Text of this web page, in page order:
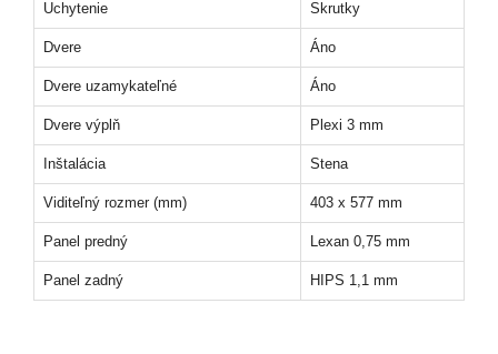
Uchytenie Skrutky
Dvere Áno
Dvere uzamykateľné Áno
Dvere výplň Plexi 3 mm
Inštalácia Stena
Viditeľný rozmer (mm) 403 x 577 mm
Panel predný Lexan 0,75 mm
Panel zadný HIPS 1,1 mm